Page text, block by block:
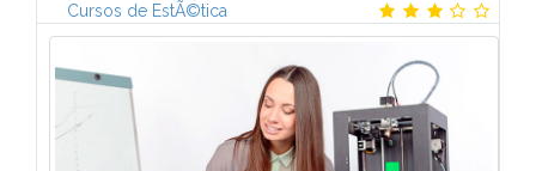
Cursos de EstÃ©tica
Manual 1. Procesos y tÃ©cnicas de conservaciÃ³n o
embalsamamiento de cadÃ¡veres con productos
biocidas. ? CapÃ­tulo 1. AnatomÃ­a humana aplicada al
proceso de conservaciÃ³n y...